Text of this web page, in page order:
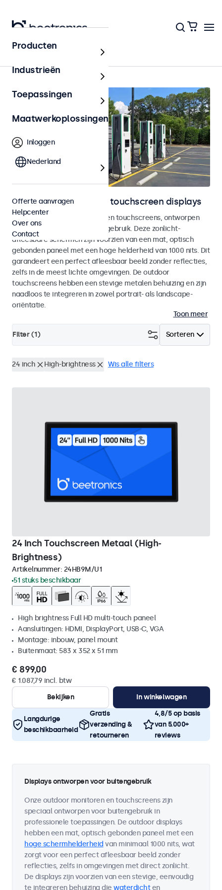
Outdoor
Outdoor monitoren en touchscreen displays
Weersbestendige monitoren en touchscreens, ontworpen
voor zowel binnen- als buitengebruik. Deze zonlicht-
afleesbare schermen zijn voorzien van een mat, optisch
gebonden paneel met een hoge helderheid van 1000 nits. Dit
garandeert een perfect afleesbaar beeld zonder reflecties,
zelfs in de meest lichte omgevingen. De outdoor
touchscreens hebben een stevige metalen behuizing en zijn
naadloos te integreren in zowel portrait- als landscape-
oriëntatie.
Toon meer
Sorteren
Filter (1)
24 inch High-brightness Wis alle filters
24 Inch Touchscreen Metaal (High-
Brightness)
Artikelnummer: 24HB9M/U1
51 stuks beschikbaar
High brightness Full HD multi-touch paneel
Aansluitingen: HDMI, DisplayPort, USB-C, VGA
Montage: inbouw, panel mount
Buitenmaat: 583 x 352 x 51 mm
€ 899,00
€ 1.087,79 incl. btw
Bekijken
In winkelwagen
Langdurige
beschikbaarheid
Gratis
verzending &
retourneren
4,8/5 op basis
van 5.000+
reviews
Displays ontworpen voor buitengebruik
Onze outdoor monitoren en touchscreens zijn
speciaal ontworpen voor buitengebruik in
professionele toepassingen. De outdoor displays
hebben een mat, optisch gebonden paneel met een
hoge schermhelderheid van minimaal 1000 nits, wat
zorgt voor een perfect afleesbaar beeld zonder
reflecties, zelfs in omgevingen met direct zonlicht.
De displays zijn voorzien van een stevige, eenvoudig
te integreren behuizing die waterdichten
Producten
Industrieën
Toepassingen
Maatwerkoplossingen
Inloggen
Nederland
Offerte aanvragen
Helpcenter
Over ons
Contact